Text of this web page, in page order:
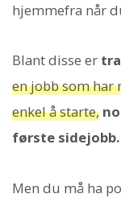
hjemmefra når
Blant disse er
en jobb som har
enkel å starte,
første sidejobb.
Men du må ha